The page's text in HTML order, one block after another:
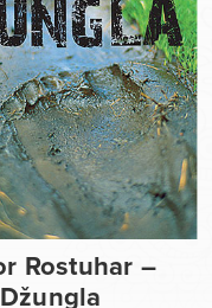
Rostuhar –
Džungla